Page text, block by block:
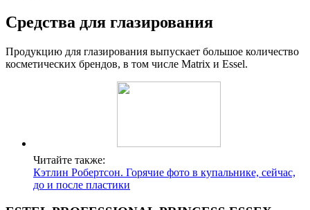
Средства для глазирования
Продукцию для глазирования выпускает большое количество
косметических брендов, в том числе Matrix и Essel.
Читайте также:
Кэтлин Робертсон. Горячие фото в купальнике, сейчас,
до и после пластики